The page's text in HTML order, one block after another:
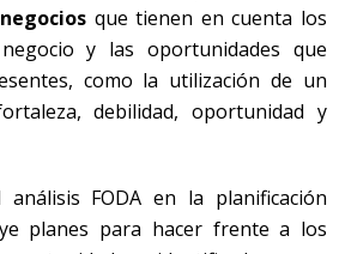
que tienen en cuenta los
y las oportunidades que
como la utilización de un
debilidad, oportunidad y
FODA en la planificación
planes para hacer frente a los